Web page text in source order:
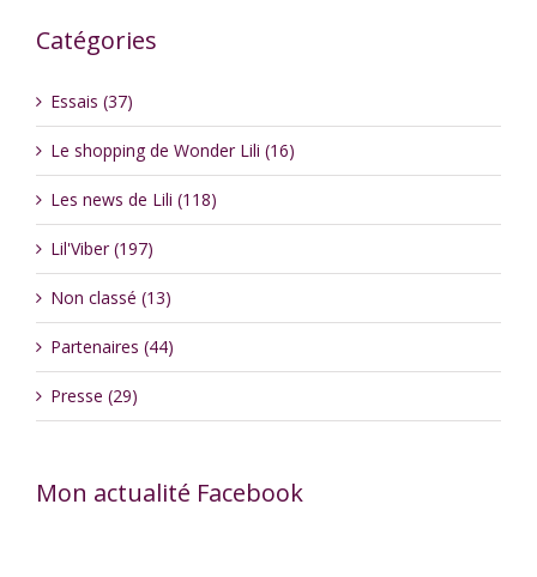
Catégories
Essais (37)
Le shopping de Wonder Lili (16)
Les news de Lili (118)
Lil'Viber (197)
Non classé (13)
Partenaires (44)
Presse (29)
Mon actualité Facebook